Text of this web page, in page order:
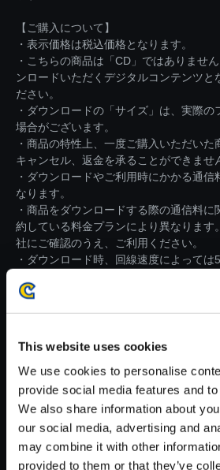
This website uses cookies
We use cookies to personalise
provide social media features and
We also share information about
our social media, advertising and
may combine it with other
provided to them or that they’ve
【ご購入について】
・表示価格は税込価格となります。
・こちらの商品は「CD」ではありませ
ンロードいただくデジタルコンテンツと
ださい。
・ダウンロードの「サイズ」は、実際
場合がございます。
・商品の特性上、一度ご購入いただい
キャンセル、返金を承ることができませ
・ダウンロードやご利用時にかかる通信
なります。
・商品をダウンロードする際の通信料
約している料金プランにより異なります
社にご確認のうえ、ご利用ください。
・ダウンロード時、回線速度によって
※ご購入いただいたファイルのダウンロ
【単曲】ロッ
ンドBOX